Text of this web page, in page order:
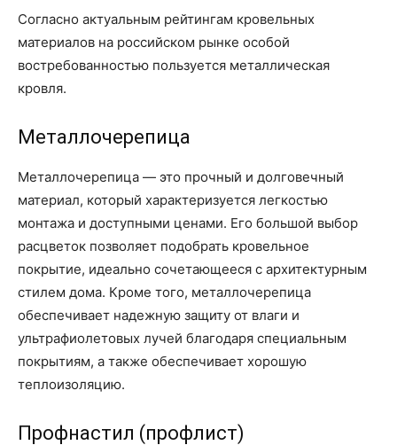
Согласно актуальным рейтингам кровельных
материалов на российском рынке особой
востребованностью пользуется металлическая
кровля.
Металлочерепица
Металлочерепица — это прочный и долговечный
материал, который характеризуется легкостью
монтажа и доступными ценами. Его большой выбор
расцветок позволяет подобрать кровельное
покрытие, идеально сочетающееся с архитектурным
стилем дома. Кроме того, металлочерепица
обеспечивает надежную защиту от влаги и
ультрафиолетовых лучей благодаря специальным
покрытиям, а также обеспечивает хорошую
теплоизоляцию.
Профнастил (профлист)